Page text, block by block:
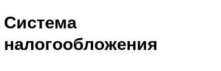
Система
налогообложения